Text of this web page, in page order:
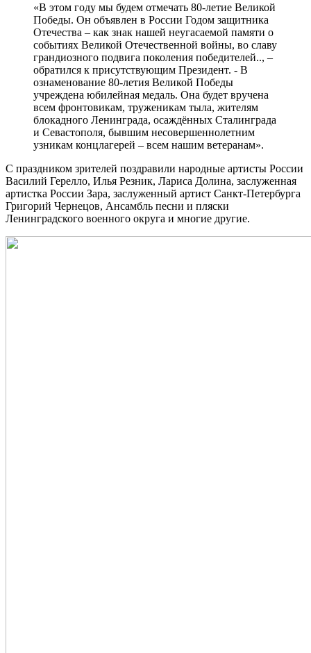
«В этом году мы будем отмечать 80-летие Великой
Победы. Он объявлен в России Годом защитника
Отечества – как знак нашей неугасаемой памяти о
событиях Великой Отечественной войны, во славу
грандиозного подвига поколения победителей.., –
обратился к присутствующим Президент. - В
ознаменование 80-летия Великой Победы
учреждена юбилейная медаль. Она будет вручена
всем фронтовикам, труженикам тыла, жителям
блокадного Ленинграда, осаждённых Сталинграда
и Севастополя, бывшим несовершеннолетним
узникам концлагерей – всем нашим ветеранам».
С праздником зрителей поздравили народные артисты России
Василий Герелло, Илья Резник, Лариса Долина, заслуженная
артистка России Зара, заслуженный артист Санкт‑Петербурга
Григорий Чернецов, Ансамбль песни и пляски
Ленинградского военного округа и многие другие.